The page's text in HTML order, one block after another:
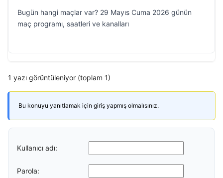
Bugün hangi maçlar var? 29 Mayıs Cuma 2026 günün
maç programı, saatleri ve kanalları
1 yazı görüntüleniyor (toplam 1)
Bu konuyu yanıtlamak için giriş yapmış olmalısınız.
Kullanıcı adı:
Parola: